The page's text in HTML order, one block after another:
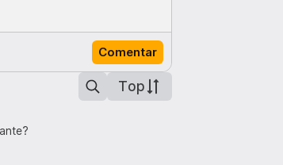
Comentar
Top